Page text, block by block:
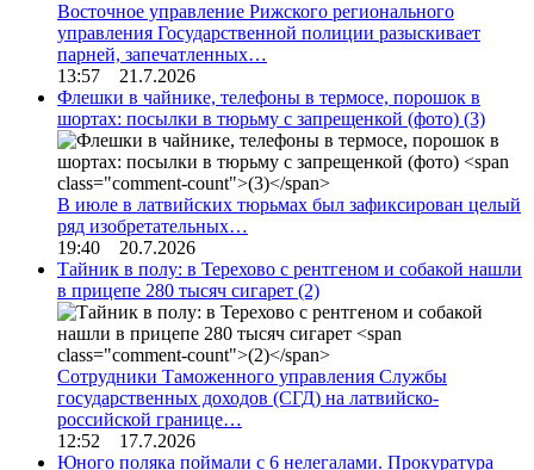
Восточное управление Рижского регионального
управления Государственной полиции разыскивает
парней, запечатленных…
13:57 21.7.2026
Флешки в чайнике, телефоны в термосе, порошок в
шортах: посылки в тюрьму с запрещенкой (фото) (3)
В июле в латвийских тюрьмах был зафиксирован целый
ряд изобретательных…
19:40 20.7.2026
Тайник в полу: в Терехово с рентгеном и собакой нашли
в прицепе 280 тысяч сигарет (2)
Сотрудники Таможенного управления Службы
государственных доходов (СГД) на латвийско-
российской границе…
12:52 17.7.2026
Юного поляка поймали с 6 нелегалами. Прокуратура